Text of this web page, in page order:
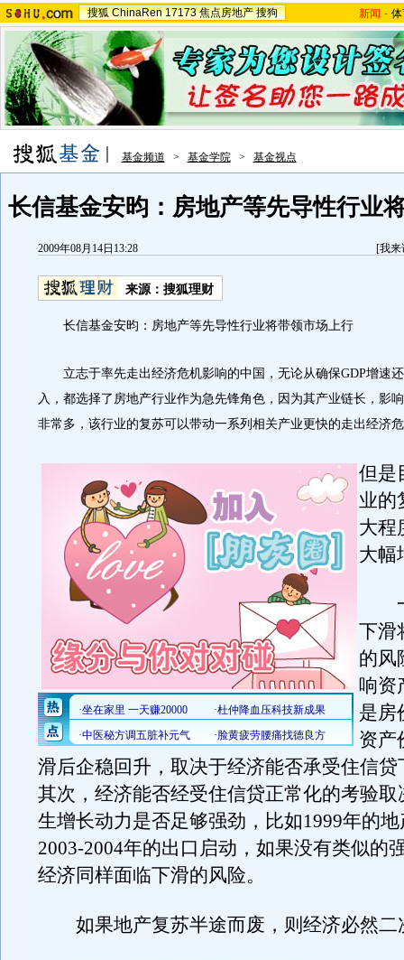
搜狐 ChinaRen 17173 焦点房地产 搜狗 新闻 -
基金频道 > 基金学院 > 基金视点
长信基金安昀：房地产等先导性行业
2009年08月14日13:28 [我来
来源： 搜狐理财
长信基金安昀：房地产等先导性行业将带领市场上行
立志于率先走出经济危机影响的中国，无论从确保GDP增速
入，都选择了房地产行业作为急先锋角色，因为其产业链长，影
非常多，该行业的复苏可以带动一系列相关产业更快的走出经济
但是
业的
大程
大幅
一
下滑
的风
响资
是房
资产
滑后企稳回升，取决于经济能否承受住信贷
其次，经济能否经受住信贷正常化的考验取
生增长动力是否足够强劲，比如1999年的
2003-2004年的出口启动，如果没有类似的
经济同样面临下滑的风险。
如果地产复苏半途而废，则经济必然二